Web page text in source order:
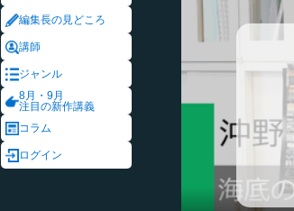
編集長の見どころ
講師
ジャンル
8月・9月
注目の新作講義
コラム
ログイン